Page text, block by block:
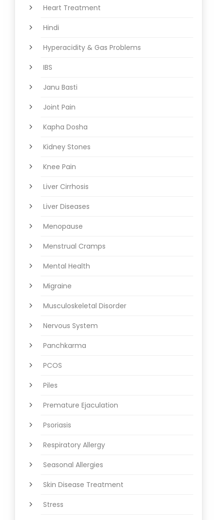
Heart Treatment
Hindi
Hyperacidity & Gas Problems
IBS
Janu Basti
Joint Pain
Kapha Dosha
Kidney Stones
Knee Pain
Liver Cirrhosis
Liver Diseases
Menopause
Menstrual Cramps
Mental Health
Migraine
Musculoskeletal Disorder
Nervous System
Panchkarma
PCOS
Piles
Premature Ejaculation
Psoriasis
Respiratory Allergy
Seasonal Allergies
Skin Disease Treatment
Stress